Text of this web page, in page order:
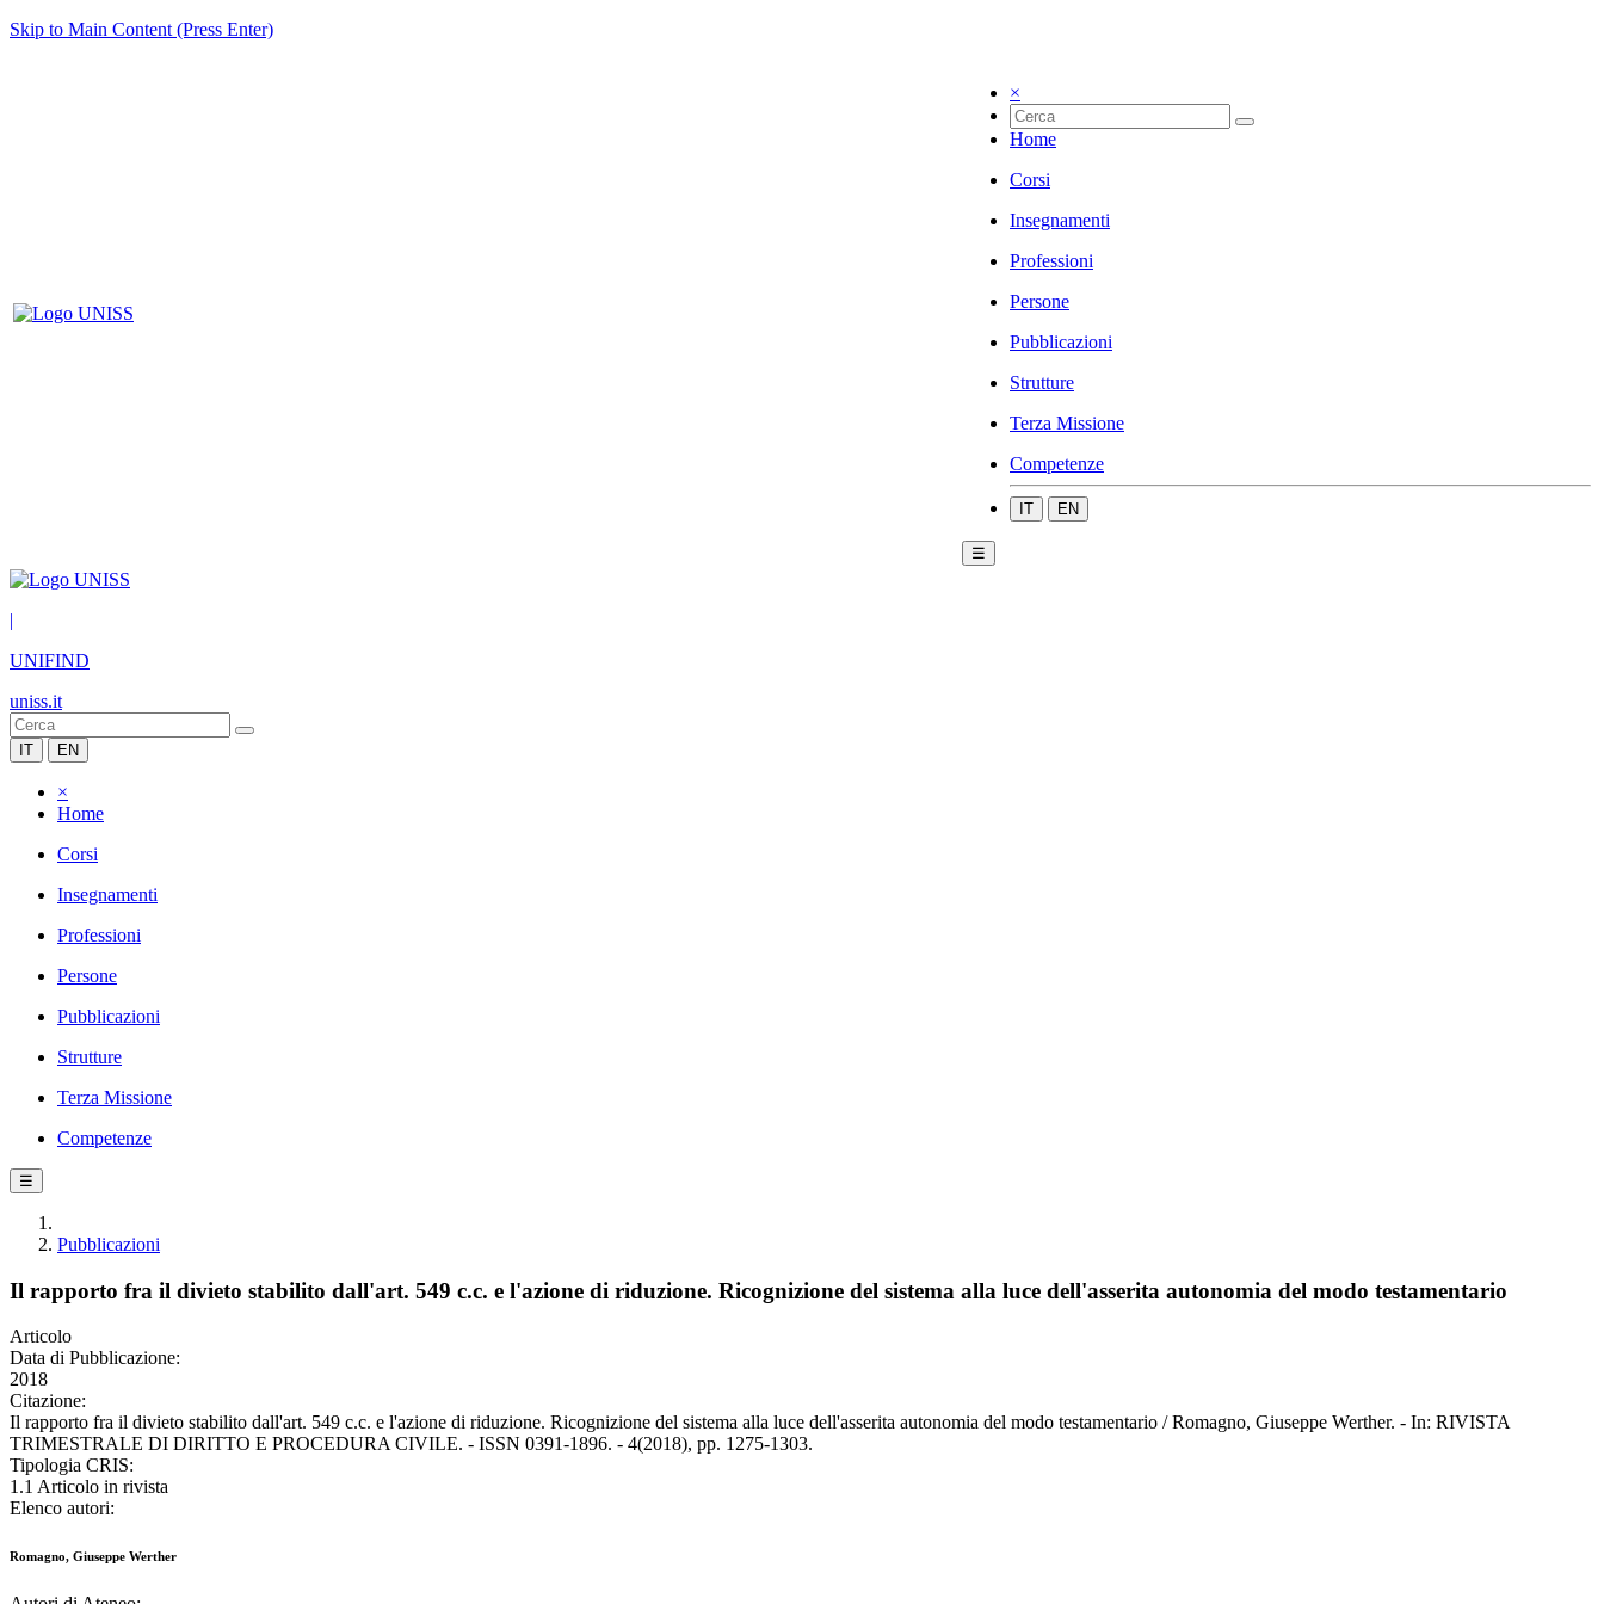
Skip to Main Content (Press Enter)
×
Home
Corsi
Insegnamenti
Professioni
Persone
Pubblicazioni
Strutture
Terza Missione
Competenze
IT EN
☰
|
UNIFIND
uniss.it
IT EN
×
Home
Corsi
Insegnamenti
Professioni
Persone
Pubblicazioni
Strutture
Terza Missione
Competenze
☰
Pubblicazioni
Il rapporto fra il divieto stabilito dall'art. 549 c.c. e l'azione di riduzione. Ricognizione del sistema alla luce dell'asserita autonomia del modo testamentario
Articolo
Data di Pubblicazione:
2018
Citazione:
Il rapporto fra il divieto stabilito dall'art. 549 c.c. e l'azione di riduzione. Ricognizione del sistema alla luce dell'asserita autonomia del modo testamentario / Romagno, Giuseppe Werther. - In: RIVISTA
TRIMESTRALE DI DIRITTO E PROCEDURA CIVILE. - ISSN 0391-1896. - 4(2018), pp. 1275-1303.
Tipologia CRIS:
1.1 Articolo in rivista
Elenco autori:
Romagno, Giuseppe Werther